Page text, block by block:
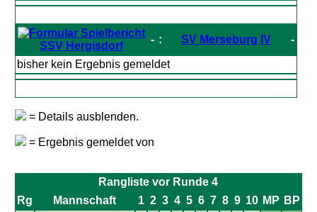
SSV Hergisdorf
- : SV Merseburg IV -
bisher kein Ergebnis gemeldet
= Details ausblenden.
= Ergebnis gemeldet von
Rangliste vor Runde 4
Rg
Mannschaft 1 2 3 4 5 6 7 8 9 10 MP BP